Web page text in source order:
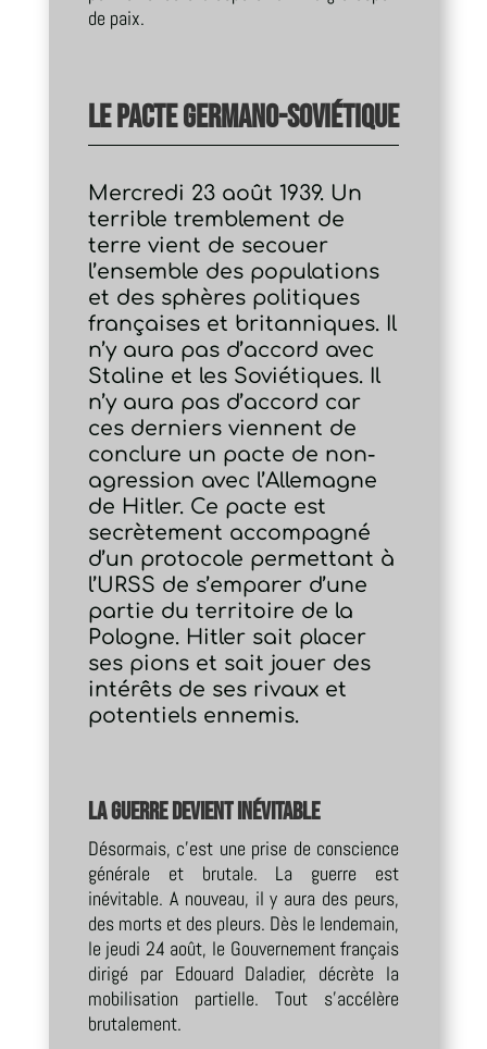
de paix.
Le pacte germano-soviétique
Mercredi 23 août 1939. Un
terrible tremblement de
terre vient de secouer
l’ensemble des populations
et des sphères politiques
françaises et britanniques. Il
n’y aura pas d’accord avec
Staline et les Soviétiques. Il
n’y aura pas d’accord car
ces derniers viennent de
conclure un pacte de non-
agression avec l’Allemagne
de Hitler. Ce pacte est
secrètement accompagné
d’un protocole permettant à
l’URSS de s’emparer d’une
partie du territoire de la
Pologne. Hitler sait placer
ses pions et sait jouer des
intérêts de ses rivaux et
potentiels ennemis.
La guerre devient inévitable
Désormais, c’est une prise de conscience
générale et brutale. La guerre est
inévitable. A nouveau, il y aura des peurs,
des morts et des pleurs. Dès le lendemain,
le jeudi 24 août, le Gouvernement français
dirigé par Edouard Daladier, décrète la
mobilisation partielle. Tout s’accélère
brutalement.